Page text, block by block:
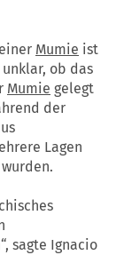
Mumie ist
ob das
Mumie gelegt
der
Lagen
sagte Ignacio